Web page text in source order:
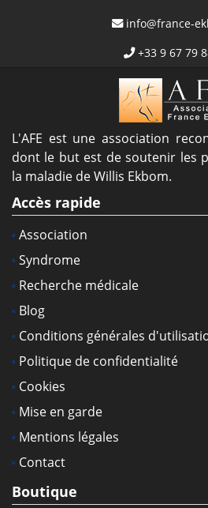
info@france-
+33 9 67 79
L'AFE est une association
dont le but est de soutenir les
la maladie de Willis Ekbom.
Accès rapide
Association
Syndrome
Recherche médicale
Blog
Conditions générales
Politique de confidentialité
Cookies
Mise en garde
Mentions légales
Contact
Boutique